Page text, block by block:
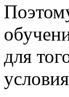
для